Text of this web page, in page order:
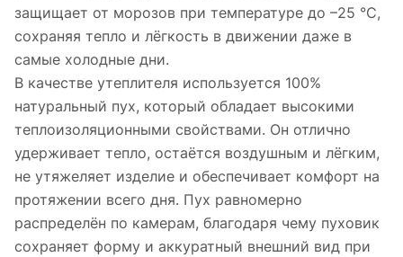
защищает от морозов при температуре до –25 °C,
сохраняя тепло и лёгкость в движении даже в
самые холодные дни.
В качестве утеплителя используется 100%
натуральный пух, который обладает высокими
теплоизоляционными свойствами. Он отлично
удерживает тепло, остаётся воздушным и лёгким,
не утяжеляет изделие и обеспечивает комфорт на
протяжении всего дня. Пух равномерно
распределён по камерам, благодаря чему пуховик
сохраняет форму и аккуратный внешний вид при